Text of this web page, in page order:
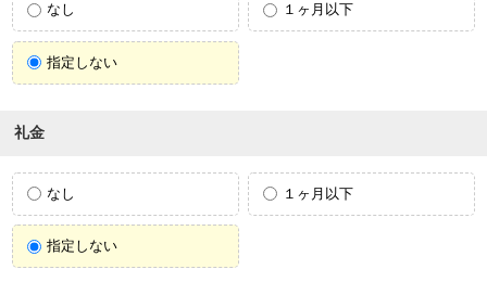
なし １ヶ月以下
指定しない
礼金
なし １ヶ月以下
指定しない